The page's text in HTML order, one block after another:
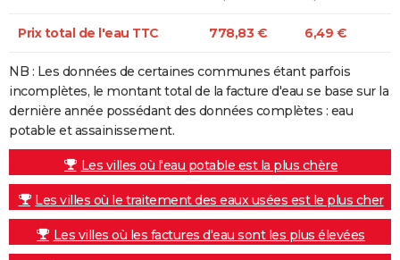
Prix total de l'eau TTC 778,83 € 6,49 €
NB : Les données de certaines communes étant parfois
incomplètes, le montant total de la facture d'eau se base sur la
dernière année possédant des données complètes : eau
potable et assainissement.
Les villes où l'eau potable est la plus chère
Les villes où le traitement des eaux usées est le plus cher
Les villes où les factures d'eau sont les plus élevées